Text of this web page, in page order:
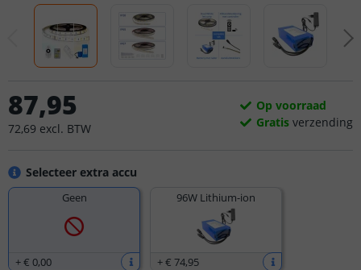
Selecteer extra accu
Geen
+€ 0,00
96W Lithium-ion
+€ 74,95
87,95
72,69 excl. BTW
Op voorraad
Gratis verzending